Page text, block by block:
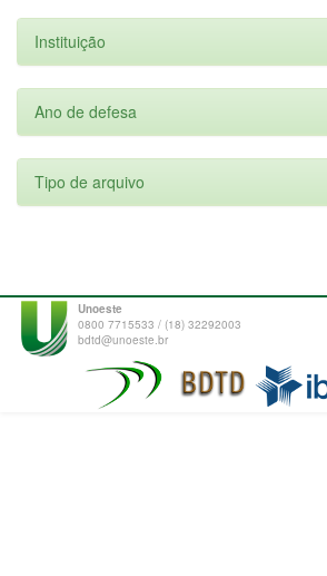
Instituição
Ano de defesa
Tipo de arquivo
Unoeste
0800 7715533 / (18) 32292003
bdtd@unoeste.br